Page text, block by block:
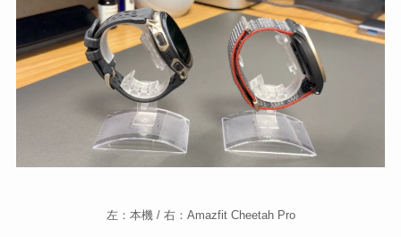
左：本機 / 右：Amazfit Cheetah Pro